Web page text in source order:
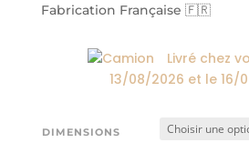
Fabrication Française 🇫🇷
Livré chez
13/08/2026 et le16/
DIMENSIONS